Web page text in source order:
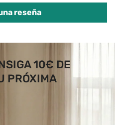
reseña
10€ DE
PRÓXIMA